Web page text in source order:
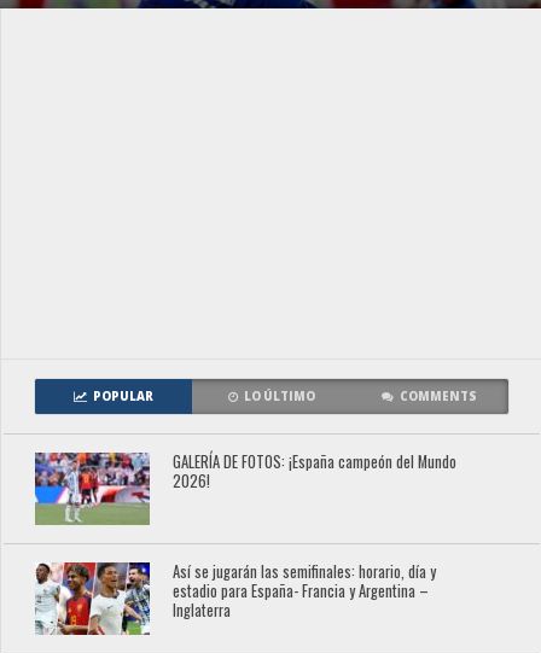
POPULAR LO ÚLTIMO COMMENTS
GALERÍA DE FOTOS: ¡España campeón del Mundo
2026!
Así se jugarán las semifinales: horario, día y
estadio para España- Francia y Argentina –
Inglaterra